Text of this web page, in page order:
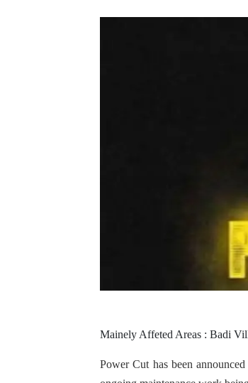
Mainely Affeted Areas : Badi
Power Cut has been